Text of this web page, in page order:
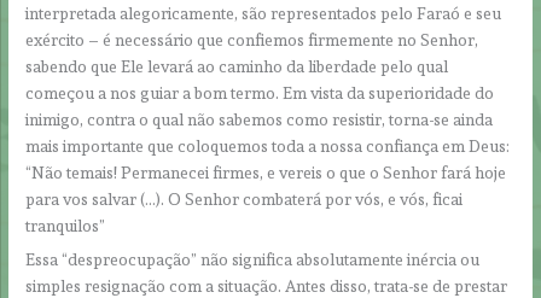
interpretada alegoricamente, são representados pelo Faraó e seu
exército – é necessário que confiemos firmemente no Senhor,
sabendo que Ele levará ao caminho da liberdade pelo qual
começou a nos guiar a bom termo. Em vista da superioridade do
inimigo, contra o qual não sabemos como resistir, torna-se ainda
mais importante que coloquemos toda a nossa confiança em Deus:
“Não temais! Permanecei firmes, e vereis o que o Senhor fará hoje
para vos salvar (…). O Senhor combaterá por vós, e vós, ficai
tranquilos”
Essa “despreocupação” não significa absolutamente inércia ou
simples resignação com a situação. Antes disso, trata-se de prestar